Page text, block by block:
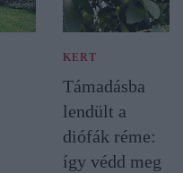
KERT
Támadásba
lendült a
diófák réme:
így védd meg